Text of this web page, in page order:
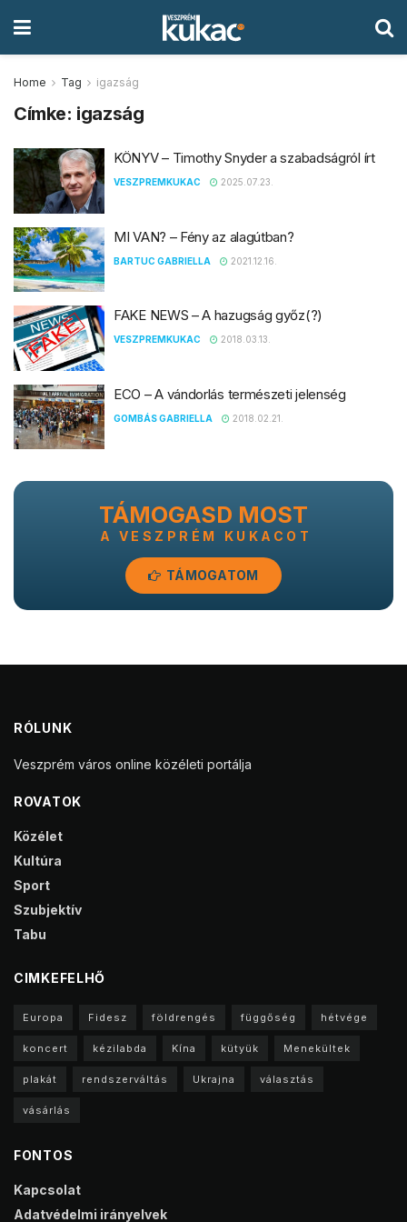
Home Tag igazság
Címke: igazság
KÖNYV – Timothy Snyder a szabadságról írt
VESZPREMKUKAC 2025.07.23.
MI VAN? – Fény az alagútban?
BARTUC GABRIELLA 2021.12.16.
FAKE NEWS – A hazugság győz(?)
VESZPREMKUKAC 2018.03.13.
ECO – A vándorlás természeti jelenség
GOMBÁS GABRIELLA 2018.02.21.
TÁMOGASD MOST
A VESZPRÉM KUKACOT
TÁMOGATOM
RÓLUNK
Veszprém város online közéleti portálja
ROVATOK
Közélet
Kultúra
Sport
Szubjektív
Tabu
CIMKEFELHŐ
Europa Fidesz földrengés függőség hétvége
koncert kézilabda Kína kütyük Menekültek
plakát rendszerváltás Ukrajna választás
vásárlás
FONTOS
Kapcsolat
Adatvédelmi irányelvek